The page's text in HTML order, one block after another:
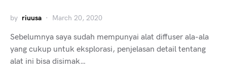
by riuusa March 20, 2020
Sebelumnya saya sudah mempunyai alat diffuser ala-ala
yang cukup untuk eksplorasi, penjelasan detail tentang
alat ini bisa disimak…